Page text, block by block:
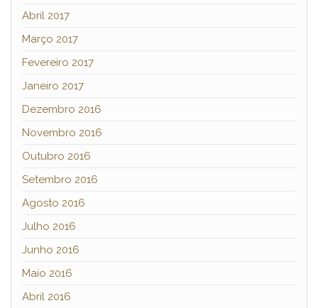
Abril 2017
Março 2017
Fevereiro 2017
Janeiro 2017
Dezembro 2016
Novembro 2016
Outubro 2016
Setembro 2016
Agosto 2016
Julho 2016
Junho 2016
Maio 2016
Abril 2016